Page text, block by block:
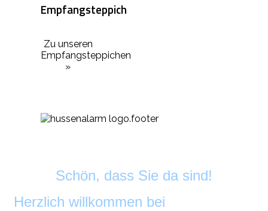
Empfangsteppich
Zu unseren
Empfangsteppichen
»
Schön, dass Sie da sind!
Herzlich willkommen bei